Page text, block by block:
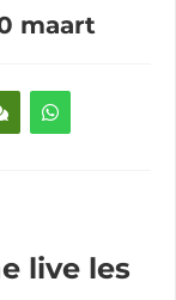
maart
live les